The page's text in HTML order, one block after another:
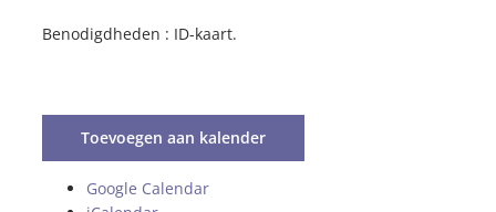
Benodigdheden : ID-kaart.
Toevoegen aan kalender
Google Calendar